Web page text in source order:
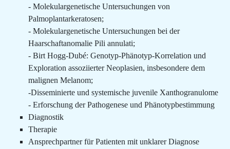
- Molekulargenetische Untersuchungen von
Palmoplantarkeratosen;
- Molekulargenetische Untersuchungen bei der
Haarschaftanomalie Pili annulati;
- Birt Hogg-Dubé: Genotyp-Phänotyp-Korrelation und
Exploration assoziierter Neoplasien, insbesondere dem
malignen Melanom;
-Disseminierte und systemische juvenile Xanthogranulome
- Erforschung der Pathogenese und Phänotypbestimmung
Diagnostik
Therapie
Ansprechpartner für Patienten mit unklarer Diagnose